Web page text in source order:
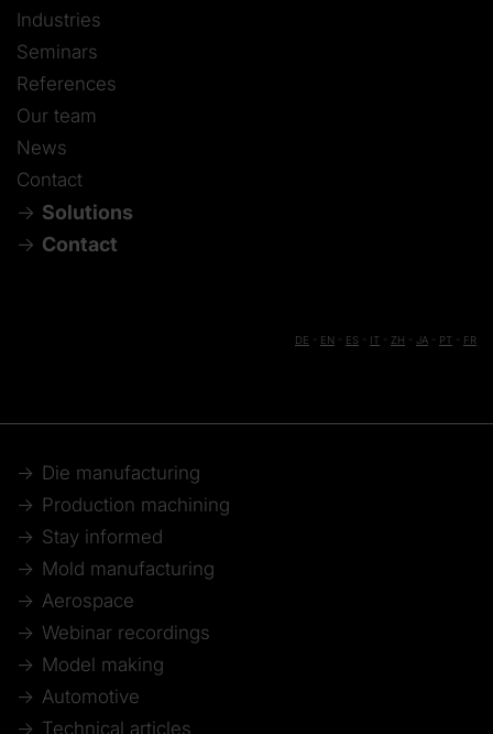
Industries
Seminars
References
Our team
News
Contact
Solutions
Contact
DE EN ES IT ZH JA PT FR
Die manufacturing
Production machining
Stay informed
Mold manufacturing
Aerospace
Webinar recordings
Model making
Automotive
Technical articles